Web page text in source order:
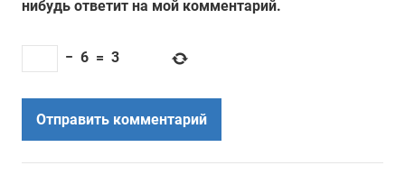
нибудь ответит на мой комментарий.
− 6 = 3